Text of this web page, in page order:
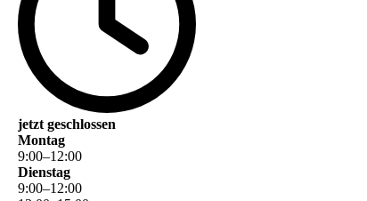
jetzt geschlossen
Montag
9:00–12:00
Dienstag
9:00–12:00